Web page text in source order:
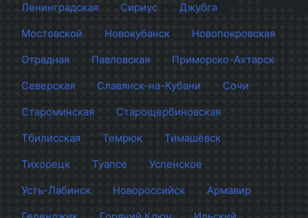
Ленинградская
Сириус
Джубга
Мостовской
Новокубанск
Новопокровская
Отрадная
Павловская
Приморско-Ахтарск
Северская
Славянск-на-Кубани
Сочи
Староминская
Старощербиновская
Тбилисская
Темрюк
Тимашёвск
Тихорецк
Туапсе
Успенское
Усть-Лабинск
Новороссийск
Армавир